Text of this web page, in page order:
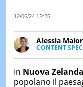
12/06/24 12:25
Alessia
CONTENT
Ha
occupa della
dello
In Nuova Zelanda
popolano il